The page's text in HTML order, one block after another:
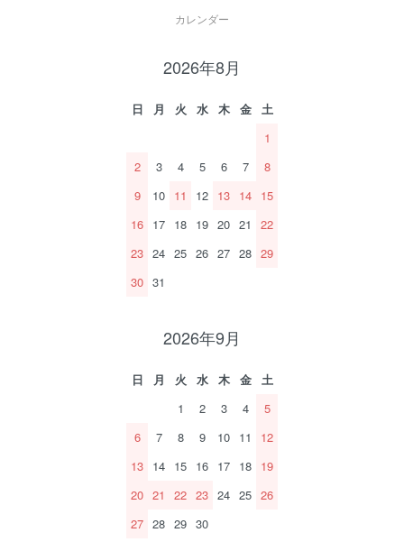
カレンダー
2026年8月
日 月 火 水 木 金
土
1
2
3 4 5 6 7
8
9
10 11 12 13 14 15
16 17 18 19 20 21
22
23 24 25 26 27 28 29
30 31
2026年9月
日 月 火 水 木 金
土
1
2 3 4
5
6
7 8 9 10 11
12
13 14 15 16 17 18 19
20 21 22 23 24 25 26
27 28 29 30